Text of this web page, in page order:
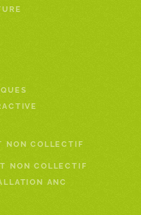
NON COLLECTIF
NON COLLECTIF
ANC